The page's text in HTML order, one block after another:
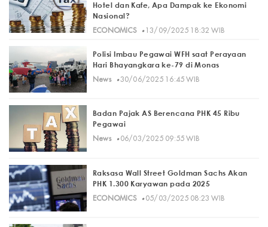
Hotel dan Kafe, Apa Dampak ke Ekonomi
Nasional?
ECONOMICS· 13/09/2025 18:32 WIB
Polisi Imbau Pegawai WFH saat Perayaan
Hari Bhayangkara ke-79 di Monas
News· 30/06/2025 16:45 WIB
Badan Pajak AS Berencana PHK 45 Ribu
Pegawai
News· 06/03/2025 09:55 WIB
Raksasa Wall Street Goldman Sachs Akan
PHK 1.300 Karyawan pada 2025
ECONOMICS· 05/03/2025 08:23 WIB